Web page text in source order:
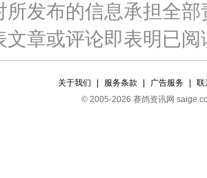
所发布的信息承担全部
文章或评论即表明已
关于我们 服务条款 广告服务
联
© 2005-2026 赛鸽资讯网